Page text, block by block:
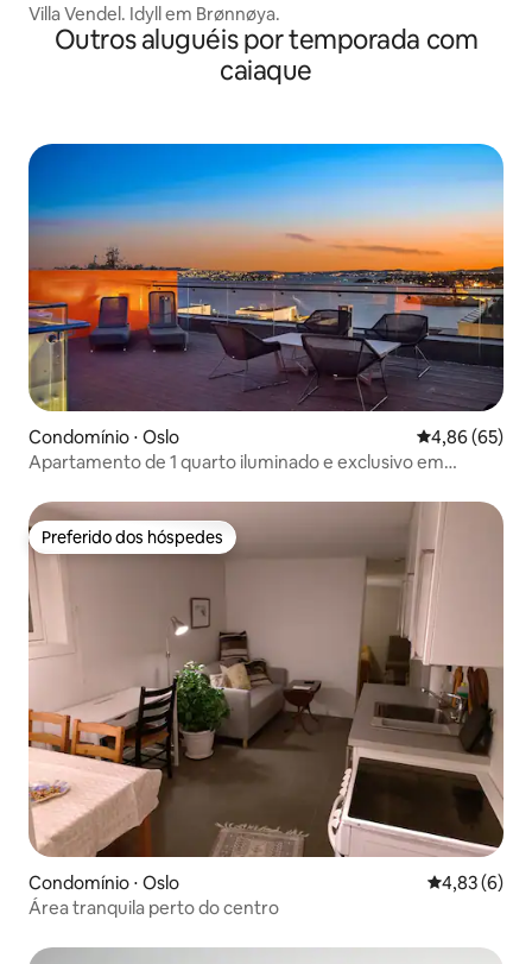
Villa Vendel. Idyll em Brønnøya.
Outros aluguéis por temporada com
caiaque
Condomínio ⋅ Oslo 4,86 de uma
4,86 (65)
Apartamento de 1 quarto iluminado e exclusivo em
Preferido dos hóspedes
Preferido dos hóspedes
Condomínio ⋅ Oslo 4,83 de uma
4,83 (6)
Área tranquila perto do centro